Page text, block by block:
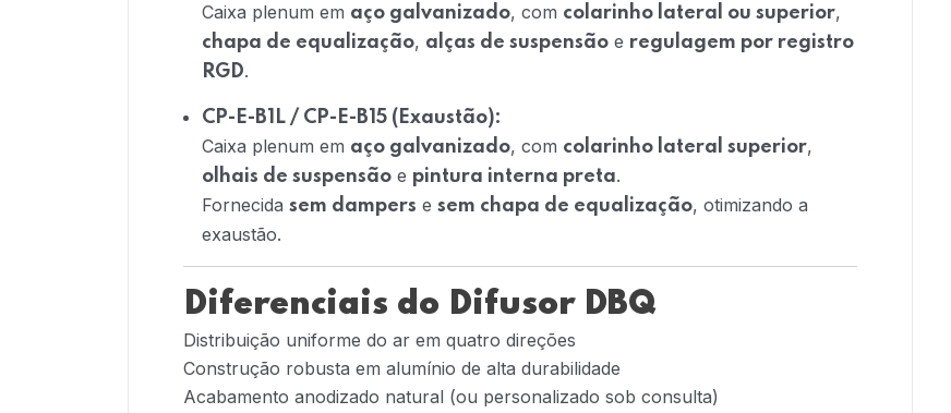
Caixa plenum em aço galvanizado, com colarinho lateral ou superior,
chapa de equalização, alças de suspensão e regulagem por registro
RGD.
CP-E-B1L / CP-E-B15 (Exaustão):
Caixa plenum em aço galvanizado, com colarinho lateral superior,
olhais de suspensão e pintura interna preta.
Fornecida sem dampers e sem chapa de equalização, otimizando a
exaustão.
Diferenciais do Difusor DBQ
Distribuição uniforme do ar em quatro direções
Construção robusta em alumínio de alta durabilidade
Acabamento anodizado natural (ou personalizado sob consulta)